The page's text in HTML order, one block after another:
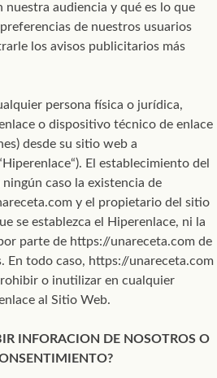
audiencia y qué es lo que
de nuestros usuarios
los avisos publicitarios más
persona física o jurídica,
o dispositivo técnico de enlace
desde su sitio web a
El establecimiento del
caso la existencia de
y el propietario del sitio
se establezca el Hiperenlace, ni la
parte de https://unareceta.com de
En todo caso, https://unareceta.com
o inutilizar en cualquier
al Sitio Web.
INFORACION DE NOSOTROS O